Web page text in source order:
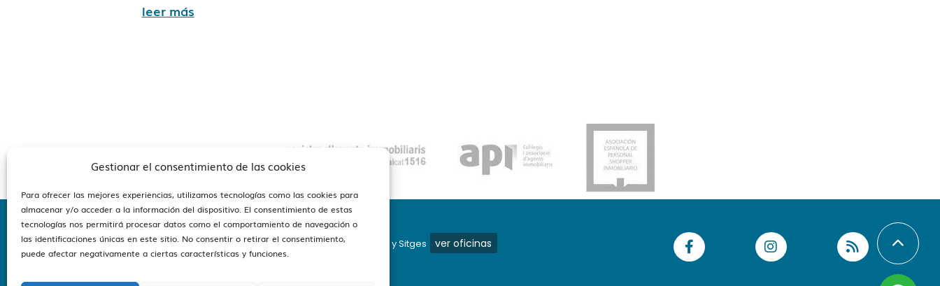
Gestionar el consentimiento de las cookies
Para ofrecer las mejores experiencias, utilizamos tecnologías como las cookies para
almacenar y/o acceder a la información del dispositivo. El consentimiento de estas
tecnologías nos permitirá procesar datos como el comportamiento de navegación o
las identificaciones únicas en este sitio. No consentir o retirar el consentimiento,
puede afectar negativamente a ciertas características y funciones.
leer más
Estamos en Barcelona y Sitges ver oficinas